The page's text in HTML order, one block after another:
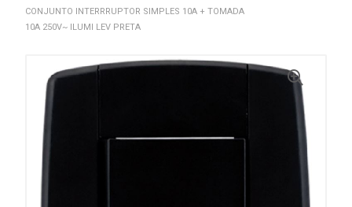
CONJUNTO INTERRRUPTOR SIMPLES 10A + TOMADA
10A 250V~ ILUMI LEV PRETA